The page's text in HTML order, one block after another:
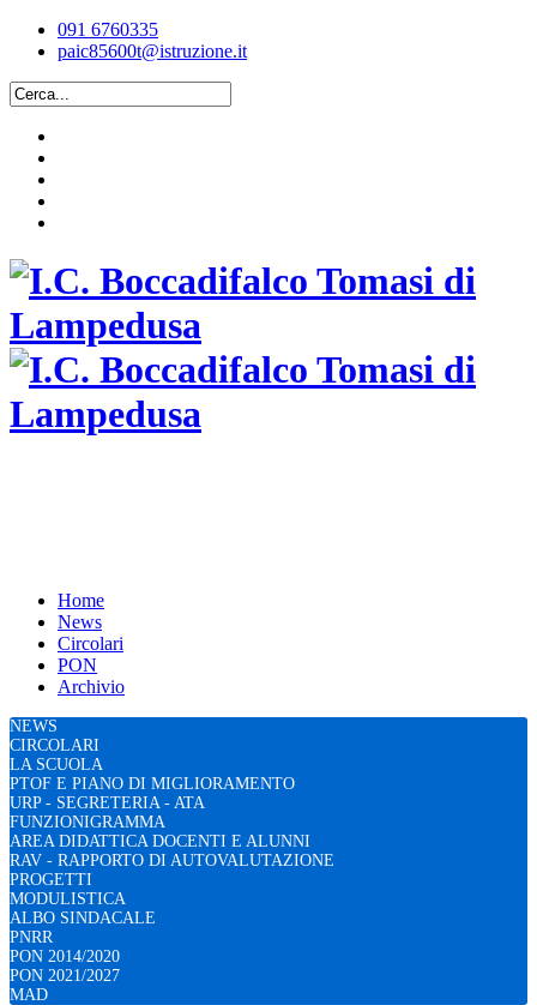
091 6760335
paic85600t@istruzione.it
Home
News
Circolari
PON
Archivio
NEWS
CIRCOLARI
LA SCUOLA
PTOF E PIANO DI MIGLIORAMENTO
URP - SEGRETERIA - ATA
FUNZIONIGRAMMA
AREA DIDATTICA DOCENTI E ALUNNI
RAV - RAPPORTO DI AUTOVALUTAZIONE
PROGETTI
MODULISTICA
ALBO SINDACALE
PNRR
PON 2014/2020
PON 2021/2027
MAD